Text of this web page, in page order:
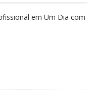
em Um Dia com